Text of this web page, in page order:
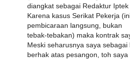
diangkat sebagai Redaktur Iptek
Karena kasus Serikat Pekerja
pembicaraan langsung, bukan
tebak-tebakan) maka kontrak
Meski seharusnya saya
berhak atas pesangon, toh